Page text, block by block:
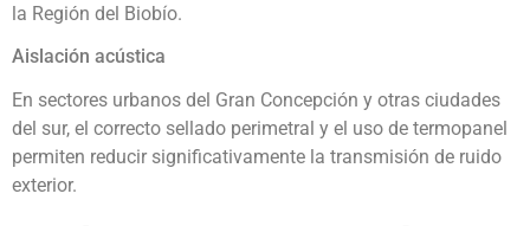
la Región del Biobío.
Aislación acústica
En sectores urbanos del Gran Concepción y otras ciudades
del sur, el correcto sellado perimetral y el uso de termopanel
permiten reducir significativamente la transmisión de ruido
exterior.